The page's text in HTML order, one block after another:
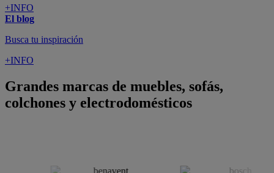
+INFO
El blog
Busca tu inspiración
+INFO
Grandes marcas de muebles, sofás,
colchones y electrodomésticos